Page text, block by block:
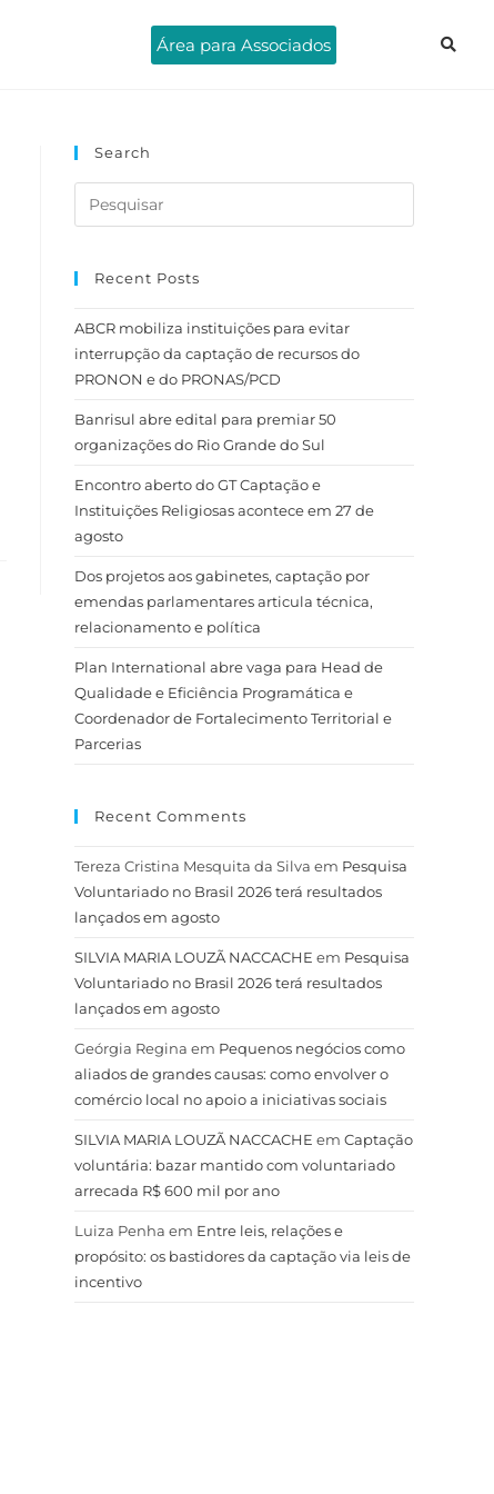
Área para Associados
Search
Recent Posts
ABCR mobiliza instituições para evitar
interrupção da captação de recursos do
PRONON e do PRONAS/PCD
Banrisul abre edital para premiar 50
organizações do Rio Grande do Sul
Encontro aberto do GT Captação e
Instituições Religiosas acontece em 27 de
agosto
Dos projetos aos gabinetes, captação por
emendas parlamentares articula técnica,
relacionamento e política
Plan International abre vaga para Head de
Qualidade e Eficiência Programática e
Coordenador de Fortalecimento Territorial e
Parcerias
Recent Comments
Tereza Cristina Mesquita da Silva em Pesquisa
Voluntariado no Brasil 2026 terá resultados
lançados em agosto
SILVIA MARIA LOUZÃ NACCACHE em Pesquisa
Voluntariado no Brasil 2026 terá resultados
lançados em agosto
Geórgia Regina em Pequenos negócios como
aliados de grandes causas: como envolver o
comércio local no apoio a iniciativas sociais
SILVIA MARIA LOUZÃ NACCACHE em Captação
voluntária: bazar mantido com voluntariado
arrecada R$ 600 mil por ano
Luiza Penha em Entre leis, relações e
propósito: os bastidores da captação via leis de
incentivo